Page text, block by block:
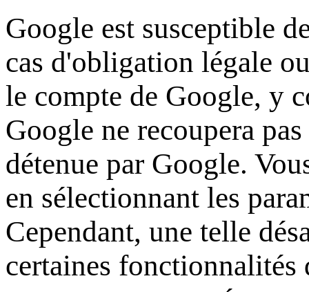
Google est susceptible
cas d'obligation légale
le compte de Google, y
Google ne recoupera
détenue par Google.
en sélectionnant les
Cependant, une telle
certaines